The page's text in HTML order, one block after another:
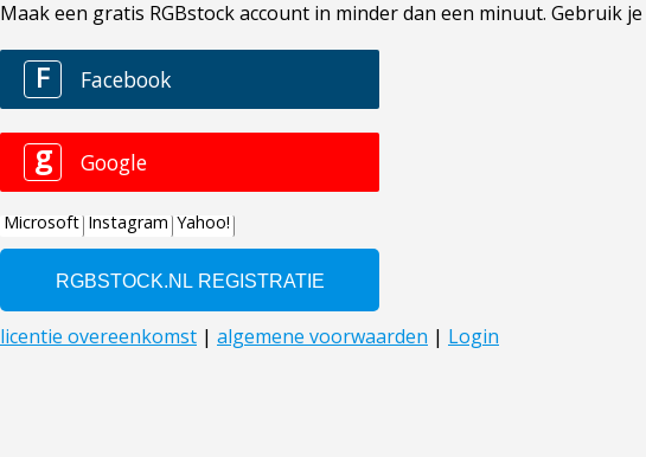
Maak een gratis RGBstock account in minder dan een minuut. Gebruik
F Facebook
g Google
Microsoft Instagram Yahoo!
licentie overeenkomst | algemene voorwaarden | Login